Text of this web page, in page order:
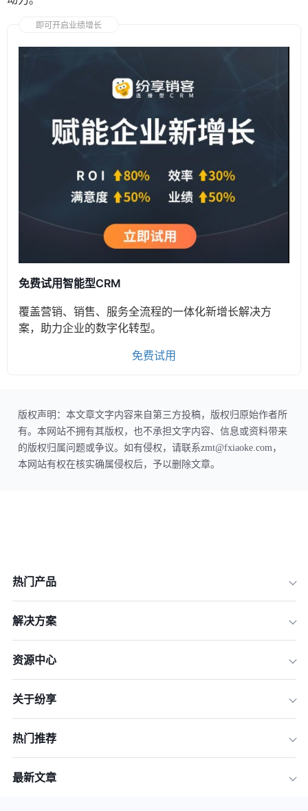
即可开启业绩增长
免费试用智能型CRM
覆盖营销、销售、服务全流程的一体化新增长解决方
案，助力企业的数字化转型。
免费试用
版权声明：本文章文字内容来自第三方投稿，版权归原始作者所
有。本网站不拥有其版权，也不承担文字内容、信息或资料带来
的版权归属问题或争议。如有侵权，请联系zmt@fxiaoke.com，
本网站有权在核实确属侵权后，予以删除文章。
热门产品
解决方案
资源中心
关于纷享
热门推荐
最新文章